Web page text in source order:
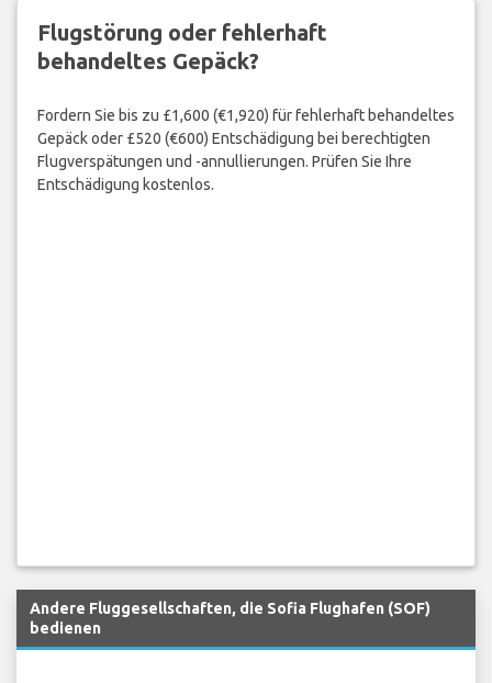
Flugstörung oder fehlerhaft
behandeltes Gepäck?
Fordern Sie bis zu £1,600 (€1,920) für fehlerhaft behandeltes
Gepäck oder £520 (€600) Entschädigung bei berechtigten
Flugverspätungen und -annullierungen. Prüfen Sie Ihre
Entschädigung kostenlos.
Andere Fluggesellschaften, die Sofia Flughafen (SOF)
bedienen